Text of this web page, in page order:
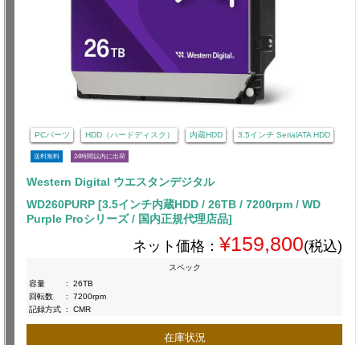
PCパーツ HDD（ハードディスク） 内蔵HDD 3.5インチ SerialATA HDD
送料無料 24時間以内に出荷
Western Digital ウエスタンデジタル
WD260PURP [3.5インチ内蔵HDD / 26TB / 7200rpm / WD
Purple Proシリーズ / 国内正規代理店品]
ネット価格： ¥159,800(税込)
スペック
容量
:
26TB
回転数
:
7200rpm
記録方式 : CMR
在庫状況